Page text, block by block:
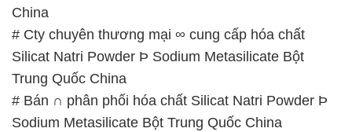
China
# Cty chuyên thương mại ∞ cung cấp hóa chất
Silicat Natri Powder Þ Sodium Metasilicate Bột
Trung Quốc China
# Bán ∩ phân phối hóa chất Silicat Natri Powder Þ
Sodium Metasilicate Bột Trung Quốc China